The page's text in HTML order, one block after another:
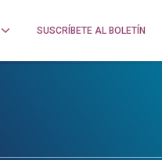
SUSCRÍBETE AL BOLETÍN